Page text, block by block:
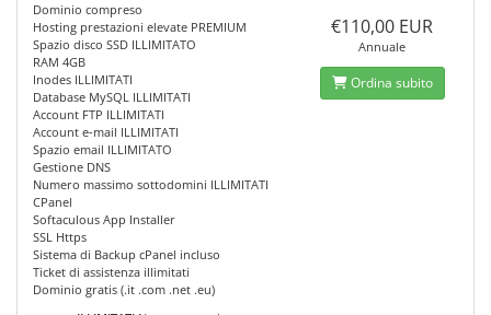
Dominio compreso
Hosting prestazioni elevate PREMIUM
Spazio disco SSD ILLIMITATO
RAM 4GB
Inodes ILLIMITATI
Database MySQL ILLIMITATI
Account FTP ILLIMITATI
Account e-mail ILLIMITATI
Spazio email ILLIMITATO
Gestione DNS
Numero massimo sottodomini ILLIMITATI
CPanel
Softaculous App Installer
SSL Https
Sistema di Backup cPanel incluso
Ticket di assistenza illimitati
Dominio gratis (.it .com .net .eu)
€110,00 EUR
Annuale
Ordina subito